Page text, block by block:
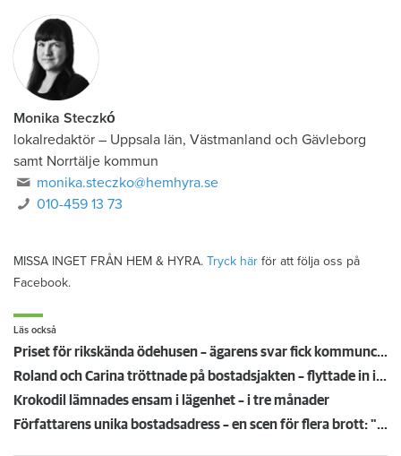
Monika Steczkó
lokalredaktör – Uppsala län, Västmanland och Gävleborg
samt Norrtälje kommun
monika.steczko@hemhyra.se
010-459 13 73
MISSA INGET FRÅN HEM & HYRA. Tryck här för att följa oss på
Facebook.
Läs också
Priset för rikskända ödehusen – ägarens svar fick kommunchefen att haja till: "Blir ingen affär"
Roland och Carina tröttnade på bostadsjakten – flyttade in i en husbil
Krokodil lämnades ensam i lägenhet – i tre månader
Författarens unika bostadsadress – en scen för flera brott: "Mordet skedde i mitt gamla vardagsrum"